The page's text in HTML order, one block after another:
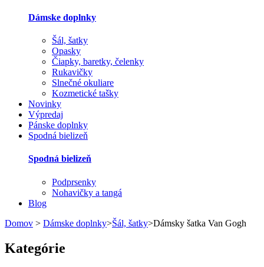
Dámske doplnky
Šál, šatky
Opasky
Čiapky, baretky, čelenky
Rukavičky
Slnečné okuliare
Kozmetické tašky
Novinky
Výpredaj
Pánske doplnky
Spodná bielizeň
Spodná bielizeň
Podprsenky
Nohavičky a tangá
Blog
Domov > Dámske doplnky>Šál, šatky>Dámsky šatka Van Gogh
Kategórie